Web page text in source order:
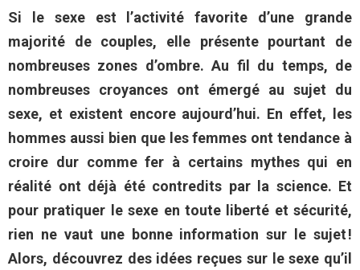
Si le sexe est l’activité favorite d’une grande
majorité de couples, elle présente pourtant de
nombreuses zones d’ombre. Au fil du temps, de
nombreuses croyances ont émergé au sujet du
sexe, et existent encore aujourd’hui. En effet, les
hommes aussi bien que les femmes ont tendance à
croire dur comme fer à certains mythes qui en
réalité ont déjà été contredits par la science. Et
pour pratiquer le sexe en toute liberté et sécurité,
rien ne vaut une bonne information sur le sujet !
Alors, découvrez des idées reçues sur le sexe qu’il